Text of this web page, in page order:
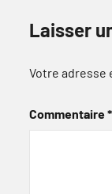
Laisser
Votre adresse
Commentaire*